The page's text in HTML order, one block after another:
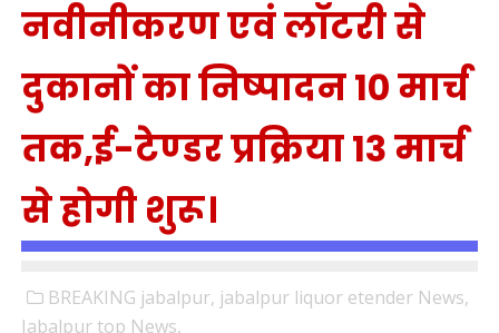
नवीनीकरण एवं लॉटरी से
दुकानों का निष्‍पादन 10 मार्च
तक,ई-टेण्‍डर प्रक्रिया 13 मार्च
से होगी शुरू।
BREAKING jabalpur, jabalpur liquor etender News,
Jabalpur top News,